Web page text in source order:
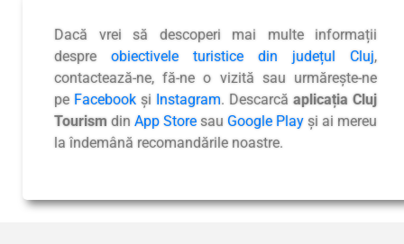
Dacă vrei să descoperi mai multe informații
despre obiectivele turistice din județul Cluj,
contactează-ne, fă-ne o vizită sau urmărește-ne
pe Facebook și Instagram. Descarcă aplicația Cluj
Tourism din App Store sau Google Play și ai mereu
la îndemână recomandările noastre.